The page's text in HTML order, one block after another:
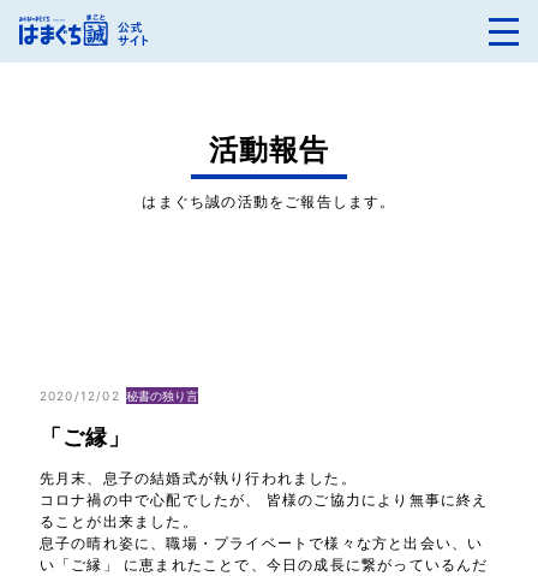
活動報告
はまぐち誠の活動をご報告します。
2020/12/02 秘書の独り言
「ご縁」
先月末、息子の結婚式が執り行われました。
コロナ禍の中で心配でしたが、 皆様のご協力により無事に終え
ることが出来ました。
息子の晴れ姿に、職場・プライベートで様々な方と出会い、い
い「ご縁」 に恵まれたことで、今日の成長に繋がっているんだ